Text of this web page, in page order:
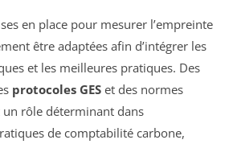
en place pour mesurer l’empreinte
être adaptées afin d’intégrer les
et les meilleures pratiques. Des
protocoles GES et des normes
rôle déterminant dans
de comptabilité carbone,